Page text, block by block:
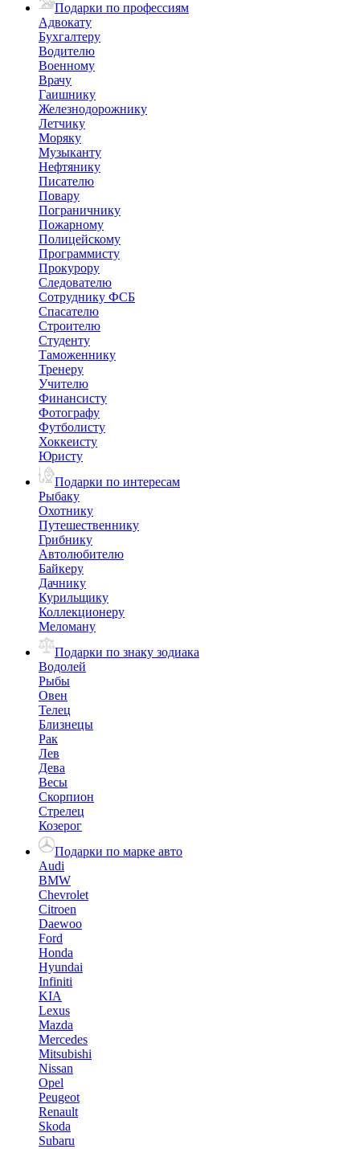
Подарки по профессиям
Адвокату
Бухгалтеру
Водителю
Военному
Врачу
Гаишнику
Железнодорожнику
Летчику
Моряку
Музыканту
Нефтянику
Писателю
Повару
Пограничнику
Пожарному
Полицейскому
Программисту
Прокурору
Следователю
Сотруднику ФСБ
Спасателю
Строителю
Студенту
Таможеннику
Тренеру
Учителю
Финансисту
Фотографу
Футболисту
Хоккеисту
Юристу
Подарки по интересам
Рыбаку
Охотнику
Путешественнику
Грибнику
Автолюбителю
Байкеру
Дачнику
Курильщику
Коллекционеру
Меломану
Подарки по знаку зодиака
Водолей
Рыбы
Овен
Телец
Близнецы
Рак
Лев
Дева
Весы
Скорпион
Стрелец
Козерог
Подарки по марке авто
Audi
BMW
Chevrolet
Citroen
Daewoo
Ford
Honda
Hyundai
Infiniti
KIA
Lexus
Mazda
Mercedes
Mitsubishi
Nissan
Opel
Peugeot
Renault
Skoda
Subaru